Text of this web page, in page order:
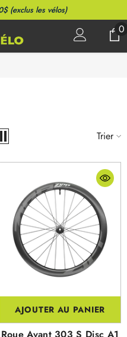
(exclus les vélos)
0
0
Trier
AJOUTER AU PANIER